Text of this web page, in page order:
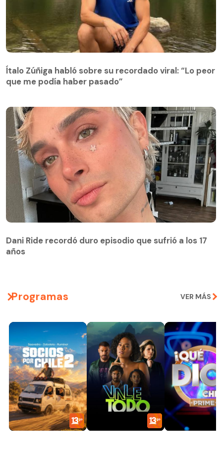
Ítalo Zúñiga habló sobre su recordado viral: “Lo peor
que me podía haber pasado”
Dani Ride recordó duro episodio que sufrió a los 17
años
Programas VER MÁS